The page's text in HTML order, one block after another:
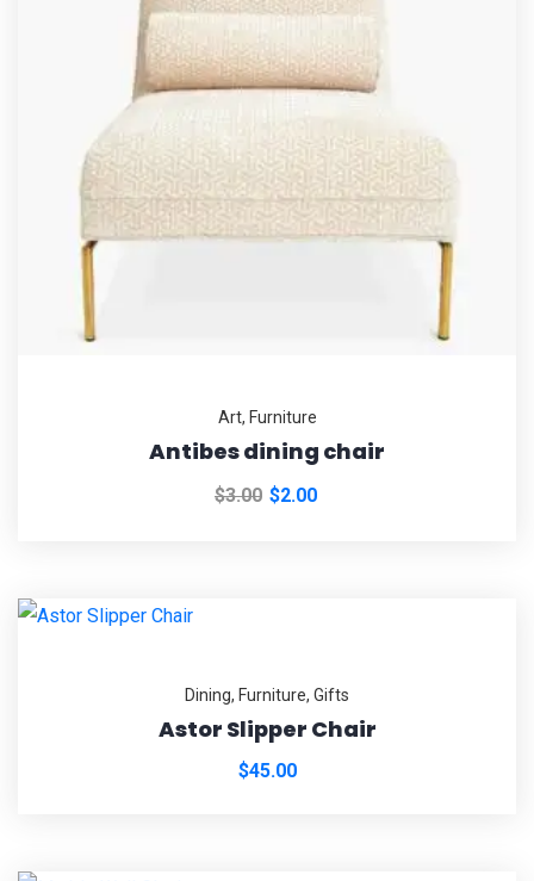
Art, Furniture
Antibes dining chair
$3.00 $2.00
Dining, Furniture, Gifts
Astor Slipper Chair
$45.00